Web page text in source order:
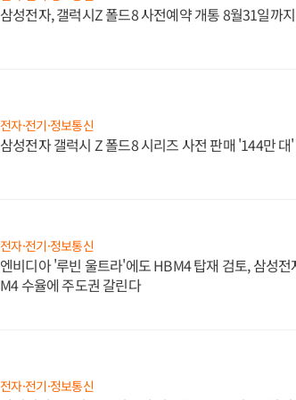
삼성전자, 갤럭시Z 폴드8 사전예약 개통 8월31일까
전자·전기·정보통신
삼성전자 갤럭시 Z 폴드8 시리즈 사전 판매 '144만 대
전자·전기·정보통신
엔비디아 '루빈 울트라'에도 HBM4 탑재 검토, 삼성전
M4 수율에 주도권 갈린다
전자·전기·정보통신